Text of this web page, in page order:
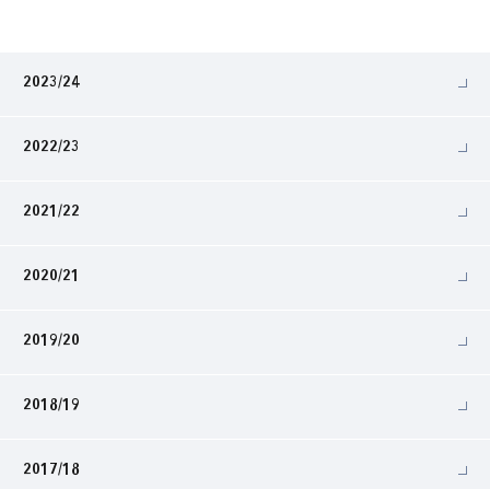
2023/24
2022/23
2021/22
2020/21
2019/20
2018/19
2017/18